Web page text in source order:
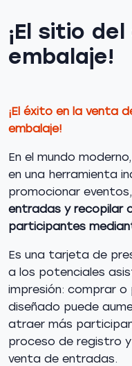
¡El sitio
embalaje!
¡El éxito en la venta
embalaje!
En el mundo
en una herramienta
promocionar eventos,
entradas y recopilar
participantes
Es una tarjeta de
a los potenciales
impresión: comprar o
diseñado puede
atraer más
proceso de registro
venta de entradas.